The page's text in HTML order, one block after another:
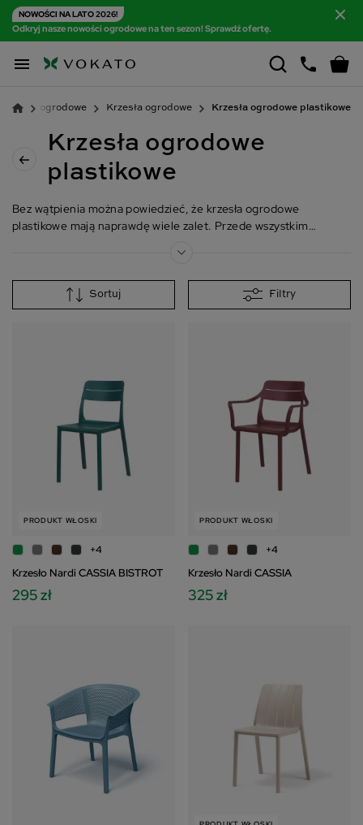
NOWOŚCI NA LATO 2026!
Odkryj nasze nowości ogrodowe na ten sezon! Sprawdź ofertę.

Meble ogrodowe Krzesła ogrodowe Krzesła ogrodowe plastikowe
Krzesła ogrodowe
plastikowe
Bez wątpienia można powiedzieć, że krzesła ogrodowe
plastikowe mają naprawdę wiele zalet. Przede wszystkim
. Wybierając takie krzesła, nie musisz więc się obawiać, że w
krótkim czasie po zakupie ulegną zniszczeniu przez niekorzystne
Sortuj Filtry
PRODUKT WŁOSKI
+4
Krzesło Nardi CASSIA BISTROT
295 zł
PRODUKT WŁOSKI
+4
Krzesło Nardi CASSIA
325 zł